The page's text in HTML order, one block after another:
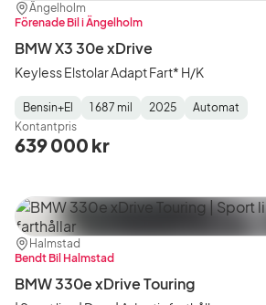
Plats:
Ängelholm
Återförsäljare:
Förenade Bil i Ängelholm
BMW X3 30e xDrive
Keyless Elstolar Adapt Fart* H/K
Fuel
Type:
Bensin+El
Mätarställning:
1 687 mil
Model
Year:
2025
Gearbox
Type:
Automat
Kontantpris
639 000 kr
Plats:
Halmstad
Återförsäljare:
Bendt Bil Halmstad
BMW 330e xDrive Touring